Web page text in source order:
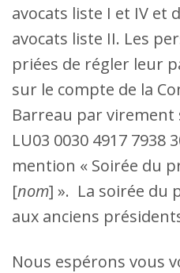
avocats liste I et IV et
avocats liste II. Les
priées de régler leur
sur le compte de la
Barreau par virement
LU03 0030 4917 7938
mention « Soirée du
[nom] ». La soirée du
aux anciens
Nous espérons vous